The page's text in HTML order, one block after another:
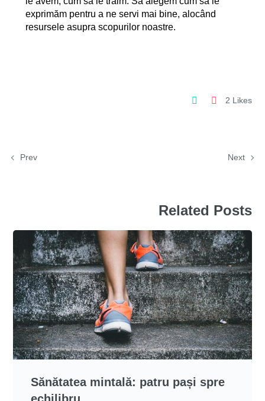
exprimăm pentru a ne servi mai bine, alocând
resursele asupra scopurilor noastre.
2 Likes
Prev Next
Related Posts
Sănătatea mintală: patru pași spre